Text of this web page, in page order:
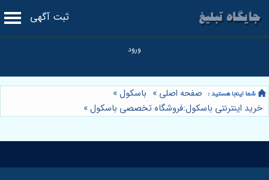
ثبت آگهی
صفحه اصلی » باسکول»
خرید اینترنتی باسکول:فروشگاه تخصصی باسکول»